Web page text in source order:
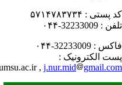
پستی : ۵۷۱۴۷۸۳۷۳۴
: 32233009-۰۴۴
: 32233009-۰۴۴
الکترونیک :
umsu.ac.ir ,j.nur.mid